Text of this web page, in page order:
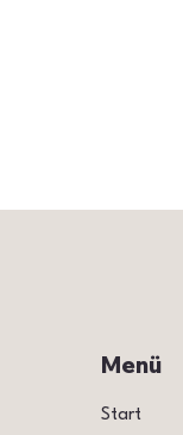
Menü
Start